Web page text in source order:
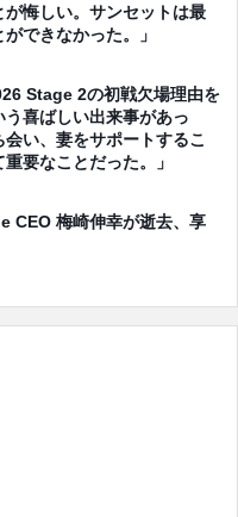
悔しい。サンセットは最
できなかった。」
Stage 2の初戦欠場理由を
喜ばしい出来事があっ
い、妻をサポートするこ
要なことだった。」
CEO 梅崎伸幸が逝去、享